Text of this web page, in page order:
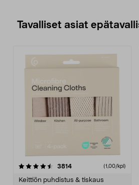
sisäänrakennettu kuljetuskärry.
Tavalliset asiat
3814arvostelut (1,00/kpl)
Keittiön puhdistus & tiskaus
4.5viidestä